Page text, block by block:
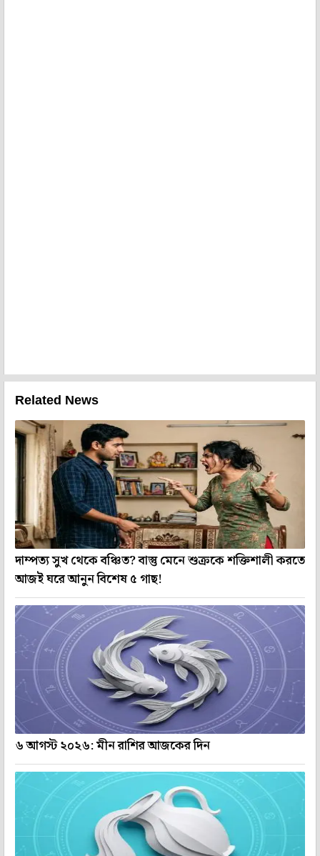
Related News
দাম্পত্য সুখ থেকে বঞ্চিত? বাস্তু মেনে শুক্রকে শক্তিশালী করতে
আজই ঘরে আনুন বিশেষ ৫ গাছ!
৬ আগস্ট ২০২৬: মীন রাশির আজকের দিন